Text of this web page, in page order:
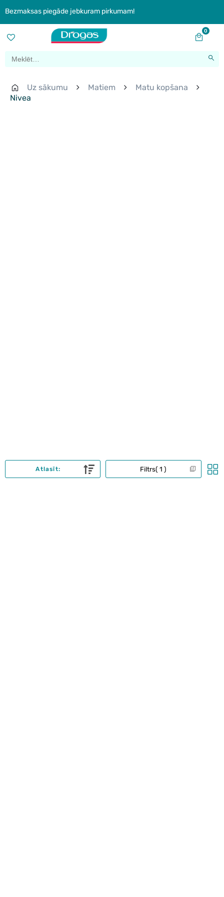
Bezmaksas piegāde jebkuram pirkumam!
0
Uz sākumu Matiem
Matu kopšana
Nivea
Filtrs 1
Atlasīt: